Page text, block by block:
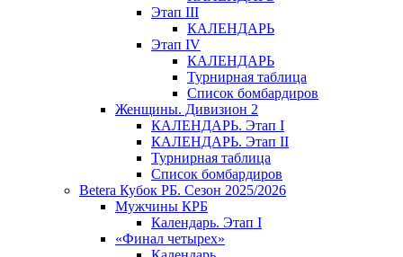
Этап III
КАЛЕНДАРЬ
Этап IV
КАЛЕНДАРЬ
Турнирная таблица
Список бомбардиров
Женщины. Дивизион 2
КАЛЕНДАРЬ. Этап I
КАЛЕНДАРЬ. Этап II
Турнирная таблица
Список бомбардиров
Betera Кубок РБ. Сезон 2025/2026
Мужчины КРБ
Календарь. Этап I
«Финал четырех»